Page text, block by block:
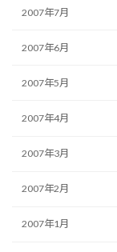
2007年7月
2007年6月
2007年5月
2007年4月
2007年3月
2007年2月
2007年1月